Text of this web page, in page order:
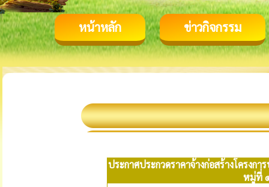
หน้าหลัก ข่าวกิจกรรม
ประกาศประกวดราคาจ้างก่อสร้างโค
หมู่ที่